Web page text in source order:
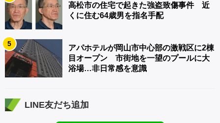
高松市の住宅で起きた強盗致傷事件 近
くに住む64歳男を指名手配
5
アパホテルが岡山市中心部の激戦区に2棟
目オープン 市街地を一望のプールに大
浴場…非日常感を意識
LINE友だち追加